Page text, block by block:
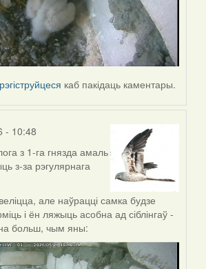
каб пакідаць каментары.
- 10:48
з 1-га гнязда амаль
з-за рэгулярнага
але наўрацці самка будзе
і ён ляжыць асобна ад сіблінгаў -
больш, чым яны: